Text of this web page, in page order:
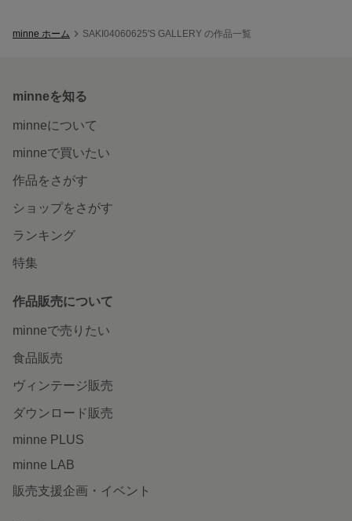
minne ホーム SAKI04060625'S GALLERY の作品一覧
minneを知る
minneについて
minneで買いたい
作品をさがす
ショップをさがす
ランキング
特集
作品販売について
minneで売りたい
食品販売
ヴィンテージ販売
ダウンロード販売
minne PLUS
minne LAB
販売支援企画・イベント